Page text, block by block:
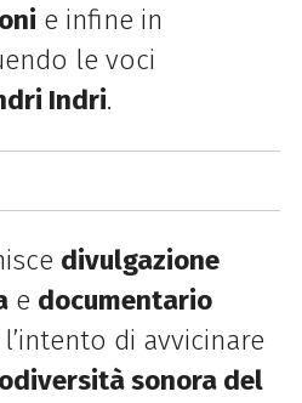
e infine in
le voci
Indri.
divulgazione
e documentario
di avvicinare
sonora del